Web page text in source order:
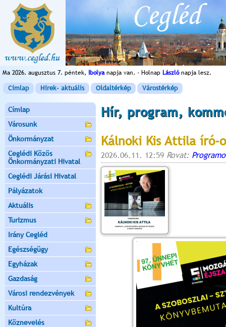
Ma 2026. augusztus 7. péntek, Ibolyanapja van. - Holnap Lászlónapja lesz.
Címlap Hírek- aktuális Oldaltérkép Várostérkép
Címlap
Városunk
Önkormányzat
Ceglédi Közös
Önkormányzati Hivatal
Ceglédi Járási Hivatal
Pályázatok
Aktuális
Turizmus
Irány Cegléd
Egészségügy
Egyházak
Gazdaság
Városi rendezvények
Kultúra
Köznevelés
Hír, program,
Kálnoki Kis Attila író-
2026.06.11. 12:59 Rovat: